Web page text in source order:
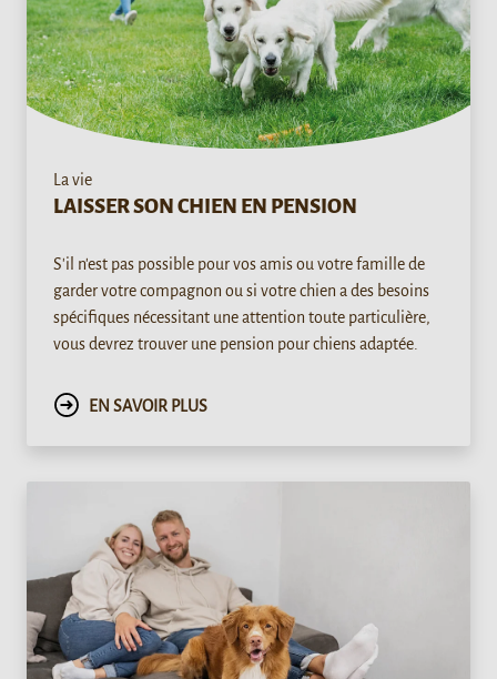
La vie
LAISSER SON CHIEN EN PENSION
S'il n'est pas possible pour vos amis ou votre famille de
garder votre compagnon ou si votre chien a des besoins
spécifiques nécessitant une attention toute particulière,
vous devrez trouver une pension pour chiens adaptée.
EN SAVOIR PLUS